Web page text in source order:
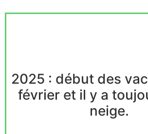
2025 : début des
février et il y a
neige.